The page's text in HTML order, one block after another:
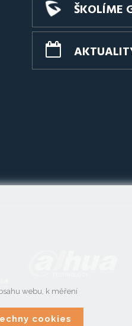
ŠKOLÍME
webu, k měření
cookies